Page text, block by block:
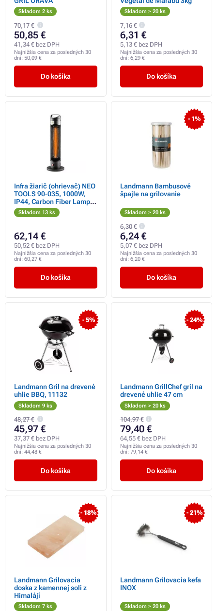
Skladom 2 ks
70,17 €
50,85 €
41,34 € bez DPH
Najnižšia cena za posledných 30
dní: 50,09 €
Do košíka
Skladom > 20 ks
7,16 €
6,31 €
5,13 € bez DPH
Najnižšia cena za posledných 30
dní: 6,29 €
Do košíka
Infra žiarič (ohrievač) NEO
TOOLS 90-035, 1000W,
IP44, Carbon Fiber Lamp,
pre vyhrievanie podlah,
priestory skladov,
Skladom 13 ks
62,14 €
50,52 € bez DPH
Najnižšia cena za posledných 30
dní: 60,27 €
Do košíka
- 1%
Landmann Bambusové
špajle na grilovanie
Skladom > 20 ks
6,30 €
6,24 €
5,07 € bez DPH
Najnižšia cena za posledných 30
dní: 6,20 €
Do košíka
- 5%
Landmann Gril na drevené
uhlie BBQ, 11132
Skladom 9 ks
48,27 €
45,97 €
37,37 € bez DPH
Najnižšia cena za posledných 30
dní: 44,48 €
Do košíka
- 24%
Landmann GrillChef gril na
drevené uhlie 47 cm
Skladom > 20 ks
104,97 €
79,40 €
64,55 € bez DPH
Najnižšia cena za posledných 30
dní: 79,14 €
Do košíka
- 18%
Landmann Grilovacia
doska z kamennej soli z
Himalájí
Skladom 7 ks
- 21%
Landmann Grilovacia kefa
INOX
Skladom > 20 ks